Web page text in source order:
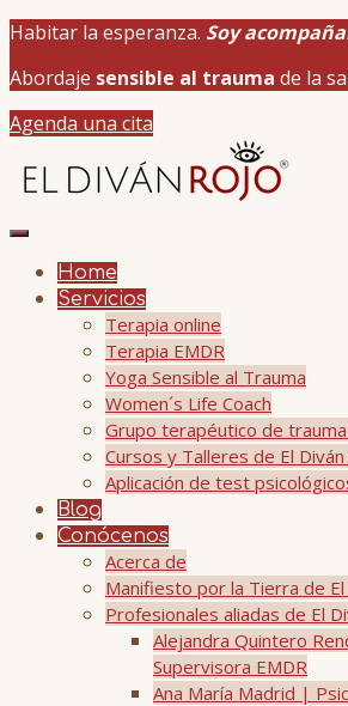
Habitar la esperanza. Soy
Abordaje sensible al trauma de la
Agenda una cita
Home
Servicios
Terapia online
Terapia EMDR
Yoga Sensible al Trauma
Women´s Life Coach
Grupo terapéutico de
Cursos y Talleres de El
Aplicación de test
Blog
Conócenos
Acerca de
Manifiesto por la Tierra de El
Profesionales aliadas de El
Alejandra Quintero
Supervisora EMDR
Ana María Madrid |